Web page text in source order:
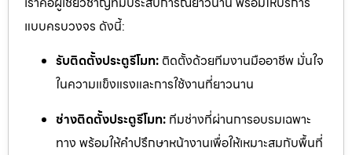
แบบครบวงจร ดังนี้:
รับติดตั้งประตูรีโมท: ติดตั้งด้วยทีมงานมืออาชีพ มั่นใจ
ในความแข็งแรงและการใช้งานที่ยาวนาน
ช่างติดตั้งประตูรีโมท: ทีมช่างที่ผ่านการอบรมเฉพาะ
ทาง พร้อมให้คำปรึกษาหน้างานเพื่อให้เหมาะสมกับพื้นที่